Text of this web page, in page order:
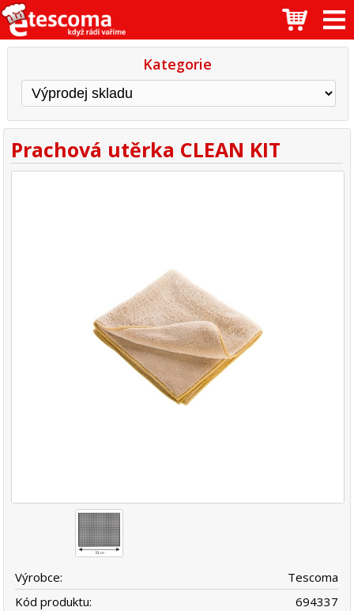
Kategorie
Prachová utěrka CLEAN KIT
Výrobce:
Tescoma
Kód produktu:
694337